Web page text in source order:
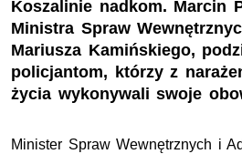
Koszalinie nadkom. Marcin
Ministra Spraw
Mariusza Kamińskiego,
policjantom, którzy z
życia wykonywali swoje
Minister Spraw Wewnętrznych i